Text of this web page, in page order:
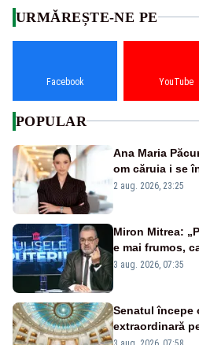
URMĂREȘTE-NE PE
Facebook YouTube
POPULAR
Ana Maria
om căruia i se
portiță?”
2 aug. 2026, 23:25
Miron Mitrea:
e mai frumos,
țipă mai tare, ci
3 aug. 2026, 07:35
Senatul începe
extraordinară
jaloane din